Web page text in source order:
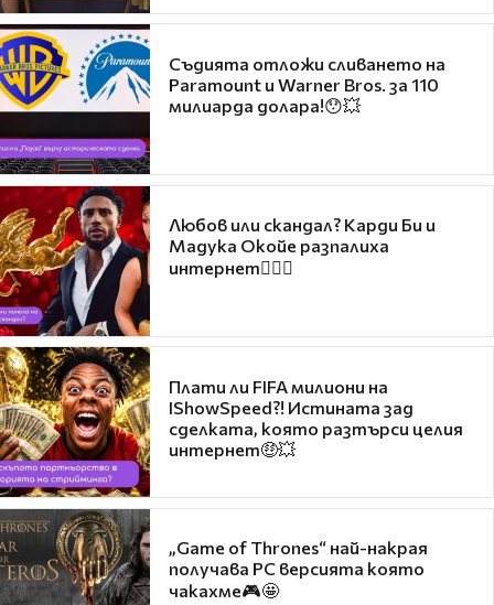
Съдията отложи сливането на
Paramount и Warner Bros. за 110
милиарда долара!😯💥
Любов или скандал? Карди Би и
Мадука Окойе разпалиха
интернет❤️‍🔥🔥
Плати ли FIFA милиони на
IShowSpeed?! Истината зад
сделката, която разтърси целия
интернет🤑💥
„Game of Thrones“ най-накрая
получава PC версията която
чакахме🎮🤩